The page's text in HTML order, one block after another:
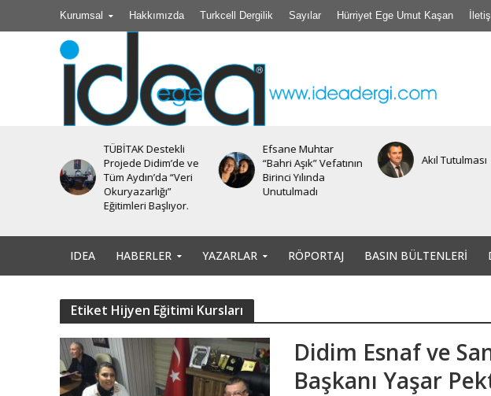
Kurumsal Hakkımızda Turkcell Dergilik Sayılar Hürriyet Ege Umut Kaşan
TÜBİTAK Destekli
Projede Didim’de ve
Tüm Aydın’da “Veri
Okuryazarlığı”
Eğitimleri Başlıyor.
Efsane Muhtar
“Bahri Aşık” Vefatının
Birinci Yılında
Unutulmadı
Akıl Tutulması
IDEA HABERLER YAZARLAR RÖPORTAJ BASIN BÜLTENLERI
Etiket Hijyen Eğitimi Kursları
Didim Esnaf ve
Başkanı Yaşar